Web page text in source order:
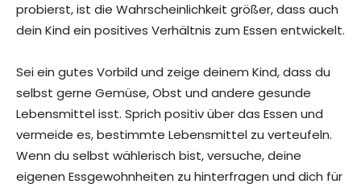
probierst, ist die Wahrscheinlichkeit größer, dass auch
dein Kind ein positives Verhältnis zum Essen entwickelt.
Sei ein gutes Vorbild und zeige deinem Kind, dass du
selbst gerne Gemüse, Obst und andere gesunde
Lebensmittel isst. Sprich positiv über das Essen und
vermeide es, bestimmte Lebensmittel zu verteufeln.
Wenn du selbst wählerisch bist, versuche, deine
eigenen Essgewohnheiten zu hinterfragen und dich für